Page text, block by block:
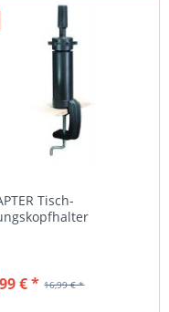
Tisch-
16,99 € *
€ *